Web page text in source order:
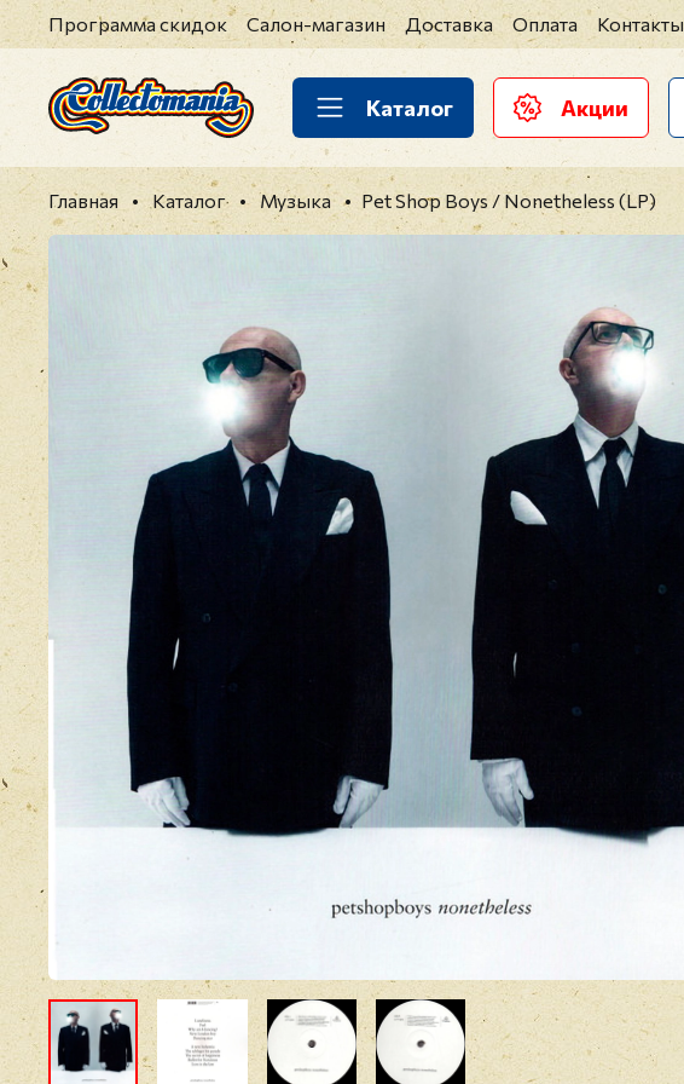
Программа скидок Салон-магазин Доставка Оплата Контакты
Каталог Акции
Главная Каталог Музыка Pet Shop Boys / Nonetheless (LP)